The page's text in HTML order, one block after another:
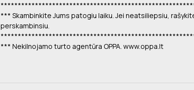
*** Skambinkite Jums patogiu laiku. Jei neatsiliepsiu,
perskambinsiu.
*** Nekilnojamo turto agentūra OPPA. www.oppa.lt